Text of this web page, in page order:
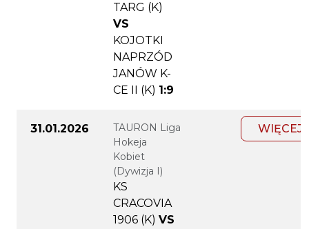
TARG (K)
VS
KOJOTKI
NAPRZÓD
JANÓW K-
CE II (K) 1:9
31.01.2026
TAURON Liga
Hokeja
Kobiet
(Dywizja I)
KS
CRACOVIA
1906 (K) VS
WIĘCEJ